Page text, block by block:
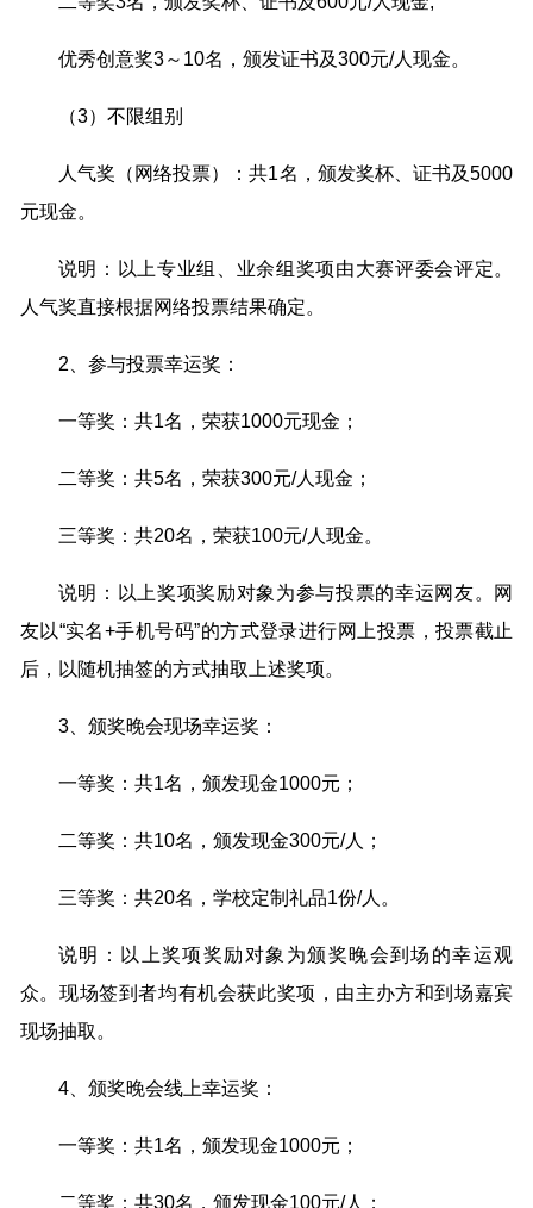
优秀创意奖3～10名，颁发证书及300元/人现金。
（3）不限组别
人气奖（网络投票）：共1名，颁发奖杯、证书及5000
元现金。
说明：以上专业组、业余组奖项由大赛评委会评定。
人气奖直接根据网络投票结果确定。
2、参与投票幸运奖：
一等奖：共1名，荣获1000元现金；
二等奖：共5名，荣获300元/人现金；
三等奖：共20名，荣获100元/人现金。
说明：以上奖项奖励对象为参与投票的幸运网友。网
友以“实名+手机号码”的方式登录进行网上投票，投票截止
后，以随机抽签的方式抽取上述奖项。
3、颁奖晚会现场幸运奖：
一等奖：共1名，颁发现金1000元；
二等奖：共10名，颁发现金300元/人；
三等奖：共20名，学校定制礼品1份/人。
说明：以上奖项奖励对象为颁奖晚会到场的幸运观
众。现场签到者均有机会获此奖项，由主办方和到场嘉宾
现场抽取。
4、颁奖晚会线上幸运奖：
一等奖：共1名，颁发现金1000元；
二等奖：共30名，颁发现金100元/人；